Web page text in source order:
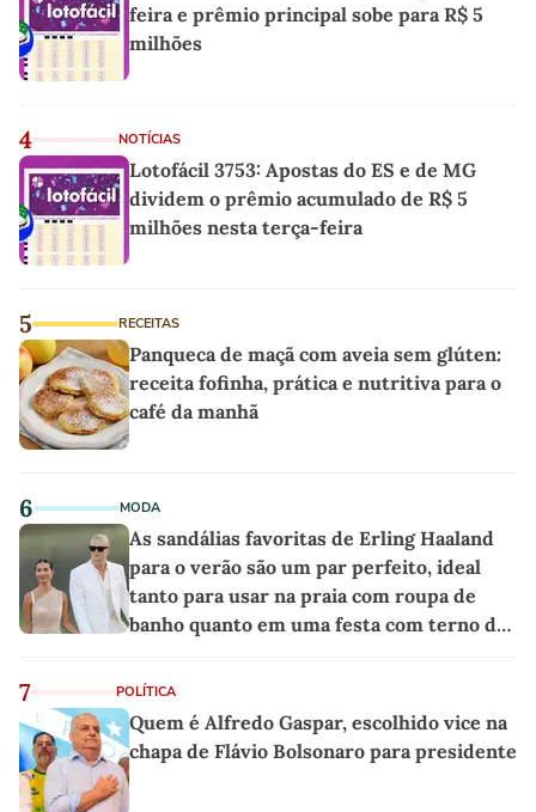
feira e prêmio principal sobe para R$ 5
milhões
4 NOTÍCIAS
Lotofácil 3753: Apostas do ES e de MG
dividem o prêmio acumulado de R$ 5
milhões nesta terça-feira
5 RECEITAS
Panqueca de maçã com aveia sem glúten:
receita fofinha, prática e nutritiva para o
café da manhã
6 MODA
As sandálias favoritas de Erling Haaland
para o verão são um par perfeito, ideal
tanto para usar na praia com roupa de
banho quanto em uma festa com terno de
7 POLÍTICA
Quem é Alfredo Gaspar, escolhido vice na
chapa de Flávio Bolsonaro para presidente